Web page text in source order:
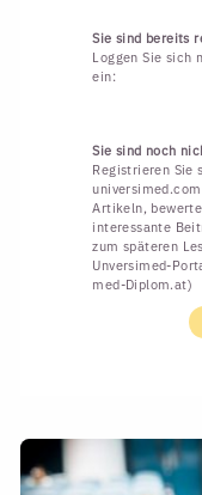
Sie sind bereits
Loggen Sie sich
ein:
Sie sind noch
Registrieren Sie
Artikeln,
interessante
zum späteren
Unversimed-
med-Diplom.at)